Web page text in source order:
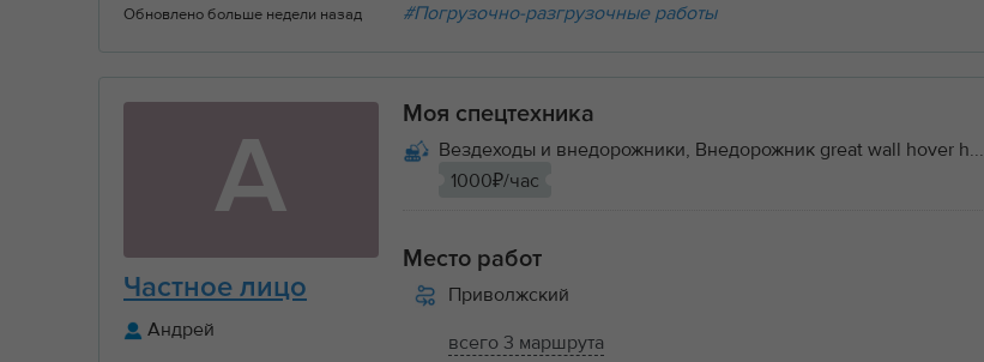
Обновлено больше недели назад #Погрузочно-разгрузочные работы
А
Частное лицо
Андрей
Моя спецтехника
Вездеходы и внедорожники, Внедорожник great wall hover h...
1000₽/час
Место работ
Приволжский
всего 3 маршрута